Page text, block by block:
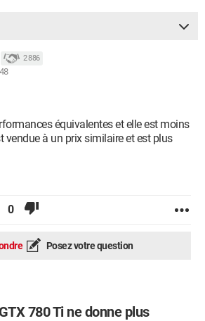
2 886
équivalentes et elle est moins
vendue à un prix similaire et est plus
0
Posez votre question
780 Ti ne donne plus